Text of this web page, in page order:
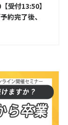
受付13:50】
約完了後、